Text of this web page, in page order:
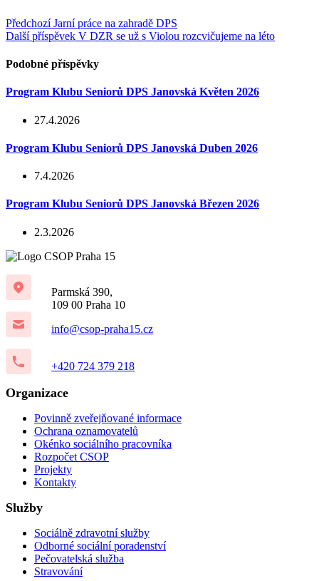
PředchozíJarní práce na zahradě DPS
Další příspěvek V DZR se už s Violou rozcvičujeme na léto
Podobné příspěvky
Program Klubu Seniorů DPS Janovská Květen 2026
27.4.2026
Program Klubu Seniorů DPS Janovská Duben 2026
7.4.2026
Program Klubu Seniorů DPS Janovská Březen 2026
2.3.2026
Parmská 390,
109 00 Praha 10
info@csop-praha15.cz
+420 724 379 218
Organizace
Povinně zveřejňované informace
Ochrana oznamovatelů
Okénko sociálního pracovníka
Rozpočet CSOP
Projekty
Kontakty
Služby
Sociálně zdravotní služby
Odborné sociální poradenství
Pečovatelská služba
Stravování